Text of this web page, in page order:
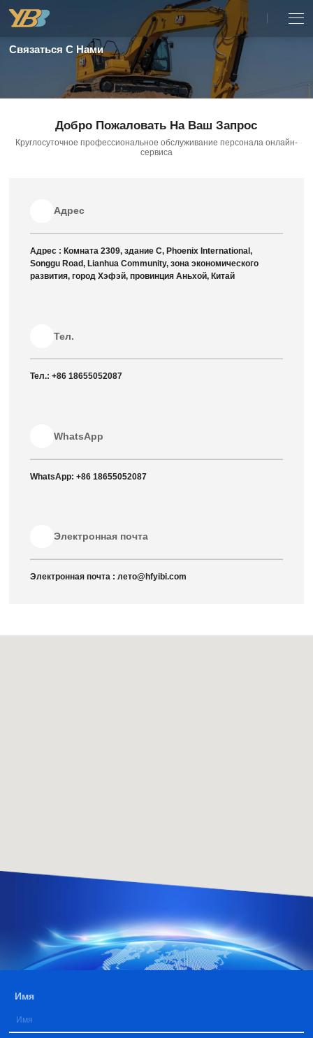
Связаться С Нами
Добро Пожаловать На Ваш Запрос
Круглосуточное профессиональное обслуживание персонала онлайн-
сервиса
Адрес
Адрес : Комната 2309, здание C, Phoenix International,
Songgu Road, Lianhua Community, зона экономического
развития, город Хэфэй, провинция Аньхой, Китай
Тел.
Тел.: +86 18655052087
WhatsApp
WhatsApp: +86 18655052087
Электронная почта
Электронная почта : лето@hfyibi.com
Имя